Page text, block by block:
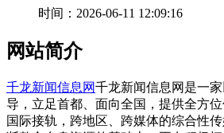
时间：2026-06-11 12:09:16
网站简介
千龙新闻信息网千龙新闻信息网是一
导，立足首都、面向全国，提供全方
国际接轨，跨地区、跨媒体的综合性